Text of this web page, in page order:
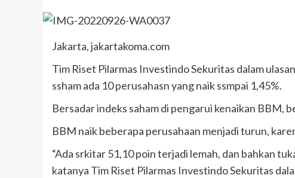
Jakarta, jakartakoma.com
Tim Riset Pilarmas Investindo Sekuritas dalam
ssham ada 10 perusahasn yang naik ssmpai 1,45%.
Bersadar indeks saham di pengarui kenaikan BBM,
BBM naik beberapa perusahaan menjadi turun,
“Ada srkitar 51,10 poin terjadi lemah, dan bahkan
katanya Tim Riset Pilarmas Investindo Sekuritas